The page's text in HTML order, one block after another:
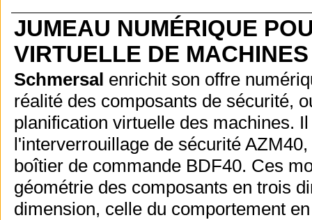
JUMEAU NUMÉRIQUE
VIRTUELLE DE
Schmersal enrichit son offre
réalité des composants de sécurité,
planification virtuelle des machines.
l'interverrouillage de sécurité
boîtier de commande BDF40. Ces
géométrie des composants en trois
dimension, celle du comportement